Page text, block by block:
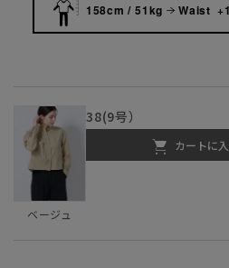
158cm / 51kg Waist
ベージュ
38(9号）
カートに